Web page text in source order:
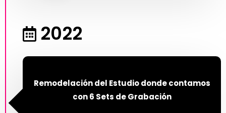
Remodelación del Estudio donde contamos
con 6 Sets de Grabación
2022